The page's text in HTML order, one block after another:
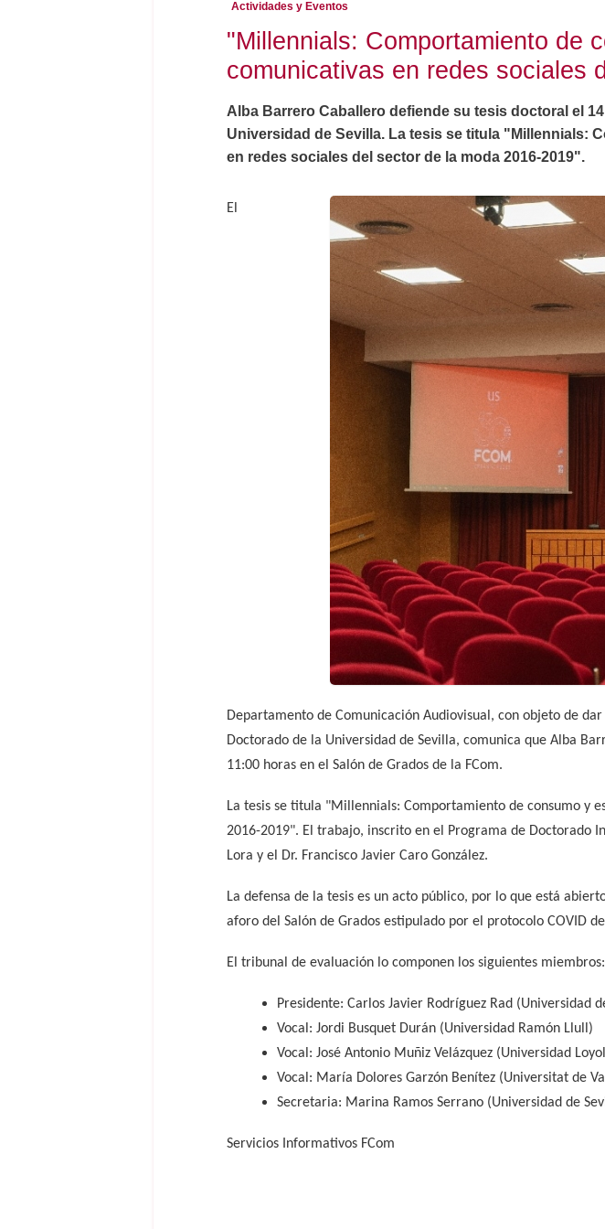
Actividades y Eventos
"Millennials: Comportamiento de
comunicativas en redes sociales
Alba Barrero Caballero defiende su tesis doctoral el
Universidad de Sevilla. La tesis se titula "Millennials:
en redes sociales del sector de la moda 2016-2019".
El
Departamento de Comunicación Audiovisual, con objeto de
Doctorado de la Universidad de Sevilla, comunica que Alba
11:00 horas en el Salón de Grados de la FCom.
La tesis se titula "Millennials: Comportamiento de consumo y
2016-2019". El trabajo, inscrito en el Programa de Doctorado
Lora y el Dr. Francisco Javier Caro González.
La defensa de la tesis es un acto público, por lo que está
aforo del Salón de Grados estipulado por el protocolo COVID
El tribunal de evaluación lo componen los siguientes miembros:
Presidente: Carlos Javier Rodríguez Rad (Universidad
Vocal: Jordi Busquet Durán (Universidad Ramón Llull)
Vocal: José Antonio Muñiz Velázquez (Universidad
Vocal: María Dolores Garzón Benítez (Universitat de
Secretaria: Marina Ramos Serrano (Universidad de
Servicios Informativos FCom